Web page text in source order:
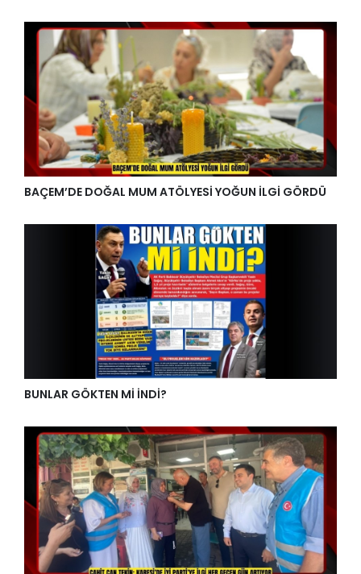
BAÇEM’DE DOĞAL MUM ATÖLYESİ YOĞUN İLGİ GÖRDÜ
BUNLAR GÖKTEN Mİ İNDİ?